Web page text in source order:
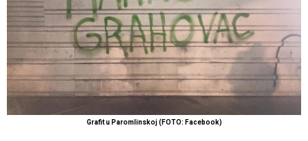
Grafit u Paromlinskoj (FOTO: Facebook)